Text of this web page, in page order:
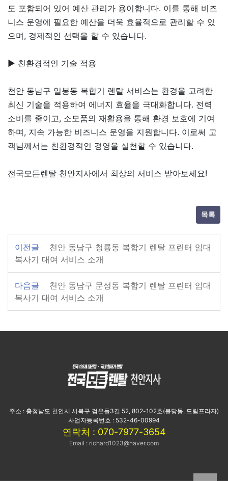
도 포함되어 있어 예산 관리가 용이합니다. 이를 통해 비즈
니스 운영에 필요한 예산을 더욱 효율적으로 관리할 수 있
으며, 경제적인 선택을 할 수 있습니다.
▶ 친환경적인 기술 적용
천안 동남구 일봉동 복합기 렌탈 서비스는 환경을 고려한
최신 기술을 적용하여 에너지 효율을 극대화합니다. 전력
소비를 줄이고, 소모품의 재활용을 통해 환경 보호에 기여
하며, 지속 가능한 비즈니스 운영을 지원합니다. 이로써 고
객님께서는 친환경적인 경영을 실천할 수 있습니다.
전국모든렌탈 천안지사에서 최상의 서비스 받아보세요!
목록
이전글
천안 동남구 청룡동 복합기 렌탈 프린터 임대
복사기 대여 서비스 소개
다음글
천안 동남구 문성동 복합기 렌탈 프린터 임대
복사기 대여 서비스 소개
주소 : 충청남도 천안시 서북구 검은들3길 52, 802-102호(불당동, 드림프라자)
사업자등록번호 : 532-46-00994
연락처 : 070-7977-3654
Email : richard1023@naver.com